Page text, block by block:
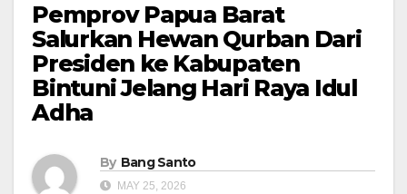
Pemprov Papua Barat
Salurkan Hewan Qurban Dari
Presiden ke Kabupaten
Bintuni Jelang Hari Raya Idul
Adha
By Bang Santo
MAY 25, 2026